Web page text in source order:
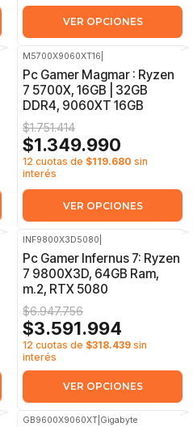
VER OPCIONES
M5700X9060XT16
Pc Gamer Magmar : Ryzen
7 5700X, 16GB | 32GB
DDR4, 9060XT 16GB
$1.751.414
$1.349.990
12 cuotas de $119.680 sin
interés
VER OPCIONES
INF9800X3D5080
Pc Gamer Infernus 7: Ryzen
7 9800X3D, 64GB Ram,
m.2, RTX 5080
$6.947.756
$3.591.994
12 cuotas de $318.439 sin
interés
VER OPCIONES
GB9600X9060XT Gigabyte